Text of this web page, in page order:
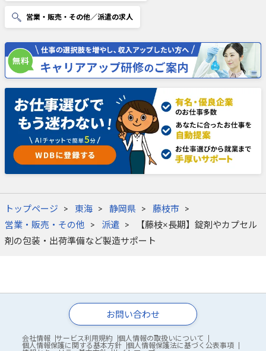
営業・販売・その他／派遣の求人
トップページ 東海 静岡県
藤枝市
営業・販売・その他
派遣
【藤枝×長期】錠剤やカプセル
剤の包装・出荷準備など製造サポート
お問い合わせ
会社情報 サービス利用規約
個人情報の取扱いについて
個人情報保護に関する基本方針
個人情報保護法に基づく公表事項